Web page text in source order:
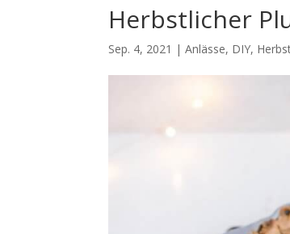
Herbstlicher
Sep. 4, 2021 |Anlässe, DIY,